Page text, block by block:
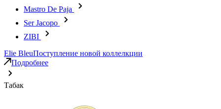
Mastro De Paja
Ser Jacopo
ZIBI
Elie BleuПоступление новой коллелкции
Подробнее
Табак